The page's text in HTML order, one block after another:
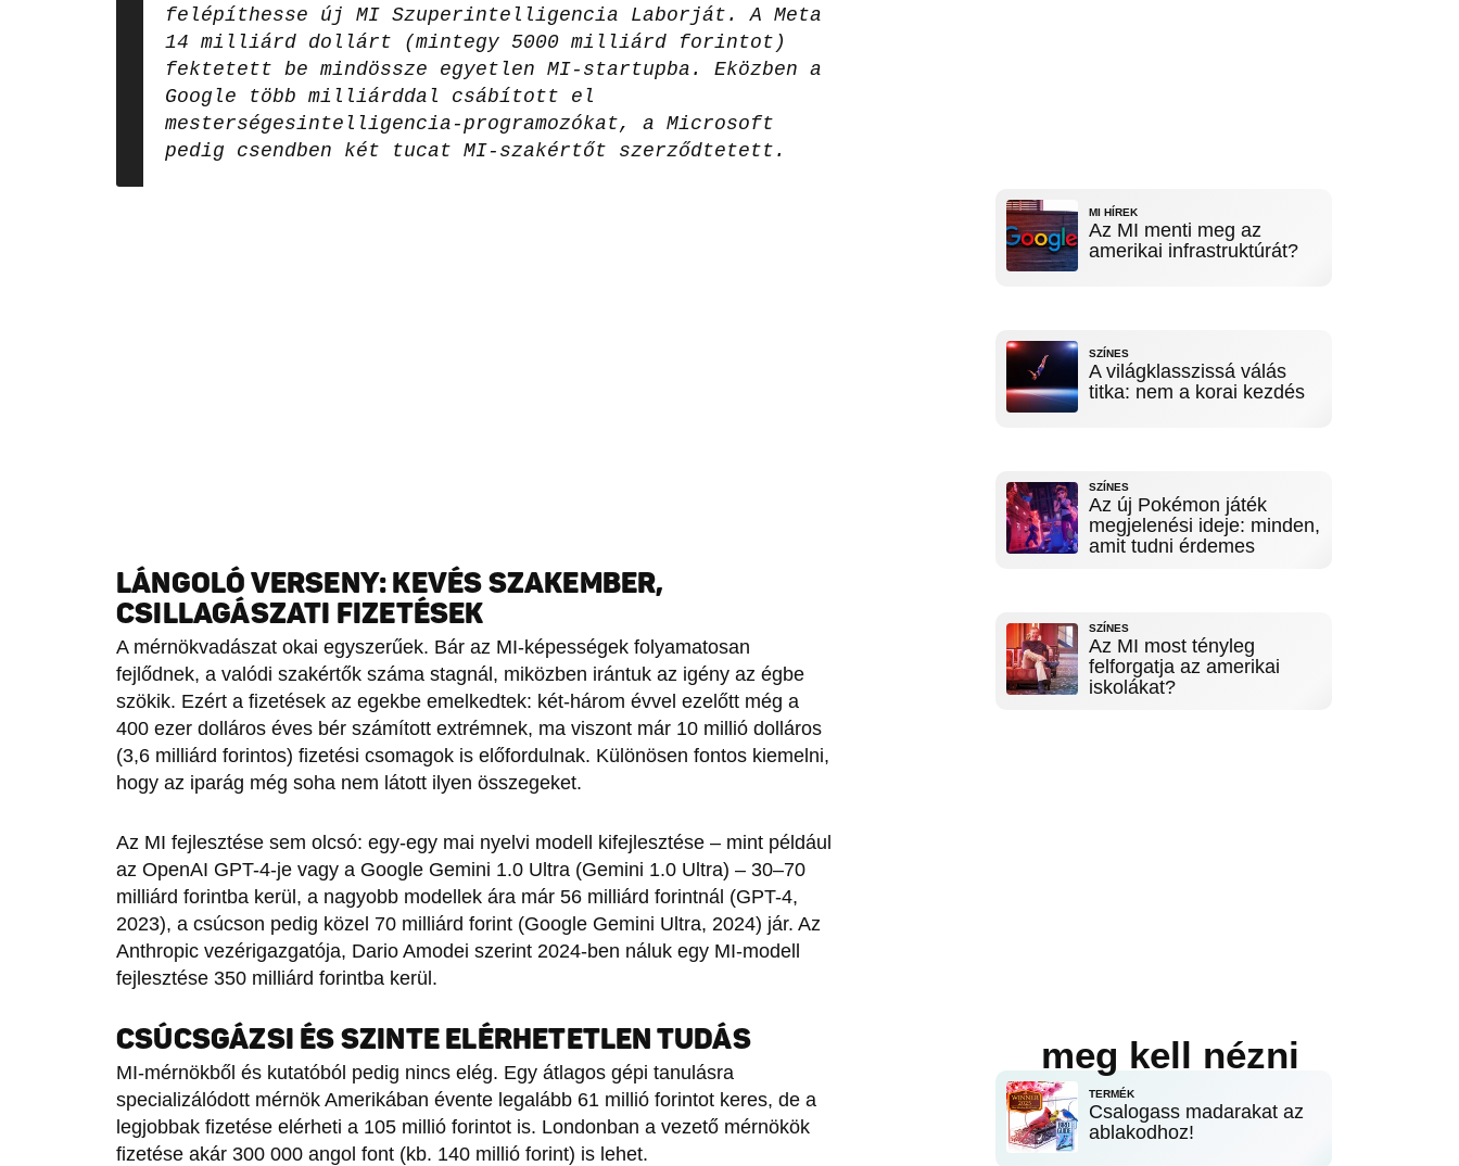
felépíthesse új MI Szuperintelligencia Laborját. A Meta
14 milliárd dollárt (mintegy 5000 milliárd forintot)
fektetett be mindössze egyetlen MI-startupba. Eközben a
Google több milliárddal csábított el
mesterségesintelligencia-programozókat, a Microsoft
pedig csendben két tucat MI-szakértőt szerződtetett.
LÁNGOLÓ VERSENY: KEVÉS SZAKEMBER,
CSILLAGÁSZATI FIZETÉSEK
A mérnökvadászat okai egyszerűek. Bár az MI-képességek folyamatosan
fejlődnek, a valódi szakértők száma stagnál, miközben irántuk az igény az égbe
szökik. Ezért a fizetések az egekbe emelkedtek: két-három évvel ezelőtt még a
400 ezer dolláros éves bér számított extrémnek, ma viszont már 10 millió dolláros
(3,6 milliárd forintos) fizetési csomagok is előfordulnak. Különösen fontos kiemelni,
hogy az iparág még soha nem látott ilyen összegeket.
Az MI fejlesztése sem olcsó: egy-egy mai nyelvi modell kifejlesztése – mint például
az OpenAI GPT-4-je vagy a Google Gemini 1.0 Ultra (Gemini 1.0 Ultra) – 30–70
milliárd forintba kerül, a nagyobb modellek ára már 56 milliárd forintnál (GPT-4,
2023), a csúcson pedig közel 70 milliárd forint (Google Gemini Ultra, 2024) jár. Az
Anthropic vezérigazgatója, Dario Amodei szerint 2024-ben náluk egy MI-modell
fejlesztése 350 milliárd forintba kerül.
CSÚCSGÁZSI ÉS SZINTE ELÉRHETETLEN TUDÁS
MI-mérnökből és kutatóból pedig nincs elég. Egy átlagos gépi tanulásra
specializálódott mérnök Amerikában évente legalább 61 millió forintot keres, de a
legjobbak fizetése elérheti a 105 millió forintot is. Londonban a vezető mérnökök
fizetése akár 300 000 angol font (kb. 140 millió forint) is lehet.
MI HÍREK
Az MI menti meg az
amerikai infrastruktúrát?
SZÍNES
A világklasszissá válás
titka: nem a korai kezdés
SZÍNES
Az új Pokémon játék
megjelenési ideje: minden,
amit tudni érdemes
SZÍNES
Az MI most tényleg
felforgatja az amerikai
iskolákat?
meg kell nézni
TERMÉK
Csalogass madarakat az
ablakodhoz!